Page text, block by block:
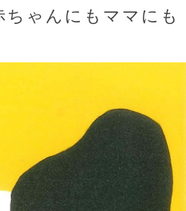
ゃんにもママにも